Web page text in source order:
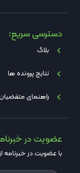
دسترسی سریع:
بلاگ
نتایج پرونده ها
راهنمای متقضیان
عضویت در
با عضویت در خبرنامه